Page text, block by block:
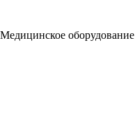
Медицинское